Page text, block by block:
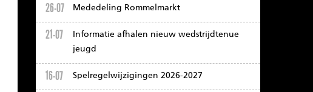
26-07 Mededeling Rommelmarkt
21-07
Informatie afhalen nieuw wedstrijdtenue
jeugd
16-07 Spelregelwijzigingen 2026-2027